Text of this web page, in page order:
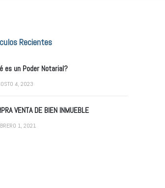
Recientes
es un Poder Notarial?
4, 2023
VENTA DE BIEN INMUEBLE
1, 2021